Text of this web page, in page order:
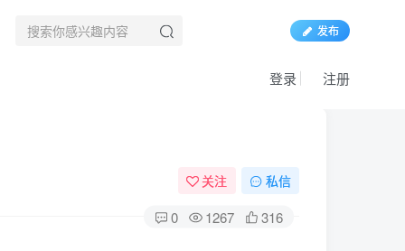
发布
登录 注册
关注 私信
0 1267 316